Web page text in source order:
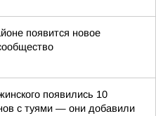
появится новое
появились 10
с туями — они добавили